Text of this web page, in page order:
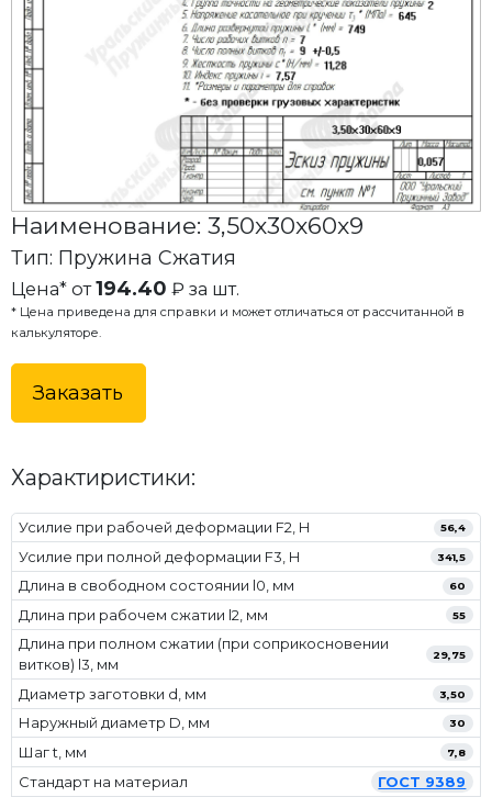
Наименование: 3,50x30x60x9
Тип: Пружина Сжатия
Цена* от194.40 ₽ за шт.
* Цена приведена для справки и может отличаться от рассчитанной в
калькуляторе.
Заказать
Характиристики:
Усилие при рабочей деформации F2, Н 56,4
Усилие при полной деформации F3, Н 341,5
Длина в свободном состоянии l0, мм 60
Длина при рабочем сжатии l2, мм 55
Длина при полном сжатии (при соприкосновении
витков) l3, мм
29,75
Диаметр заготовки d, мм 3,50
Наружный диаметр D, мм 30
Шаг t, мм 7,8
Стандарт на материал
ГОСТ 9389